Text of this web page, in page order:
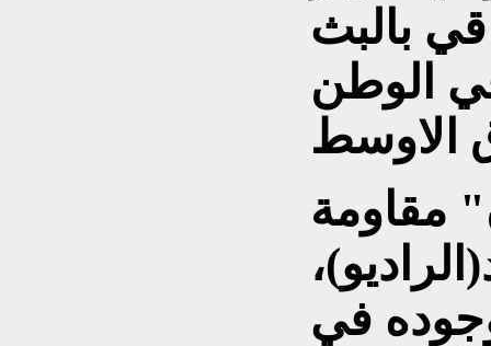
بالبث
الوطن
مقاومة
في